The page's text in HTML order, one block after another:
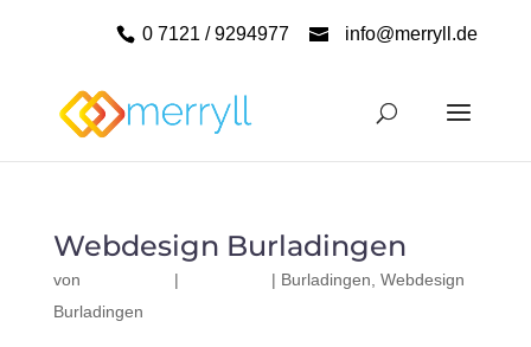
0 7121 / 9294977 info@merryll.de
Webdesign Burladingen
von | | Burladingen Webdesign
Burladingen